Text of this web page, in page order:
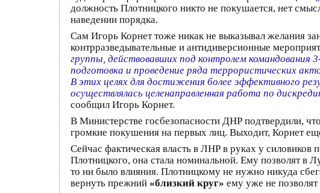
должность Плотницкого никто не покушается, нет
наведении порядка.
Сам Игорь Корнет тоже никак не выказывал желания
контрразведывательные и антидиверсионные
группы, действовавших под контролем командования
подготовка и проведение ряда террористических
В этих целях для достижения более эффективного
осуществлялась целенаправленная работа по
сообщил Игорь Корнет.
В Министерстве госбезопасности ДНР подтвердили,
громкие покушения на первых лиц. Выходит, Корнет
Сейчас фактическая власть в ЛНР в руках у силовиков
Плотницкого, она стала номинальной. Ему позволят в
то ни было влияния. Плотницкому не нужно никуда
вернуть прежний «близкий круг» ему уже не